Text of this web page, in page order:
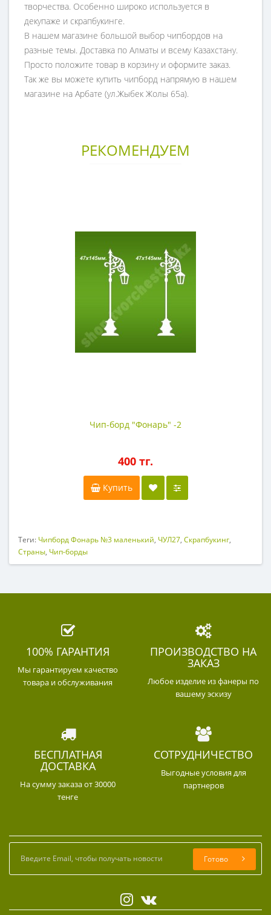
творчества. Особенно широко используется в
декупаже и скрапбукинге.
В нашем магазине большой выбор чипбордов на
разные темы. Доставка по Алматы и всему Казахстану.
Просто положите товар в корзину и оформите заказ.
Так же вы можете купить чипборд напрямую в нашем
магазине на Арбате (ул.Жыбек Жолы 65а).
РЕКОМЕНДУЕМ
Чип-борд "Фонарь" -2
400 тг.
Купить
Теги: Чипборд Фонарь №3 маленький, ЧУЛ27, Скрапбукинг,
Страны, Чип-борды
100% ГАРАНТИЯ
Мы гарантируем качество
товара и обслуживания
ПРОИЗВОДСТВО НА
ЗАКАЗ
Любое изделие из фанеры по
вашему эскизу
БЕСПЛАТНАЯ
ДОСТАВКА
На сумму заказа от 30000
тенге
СОТРУДНИЧЕСТВО
Выгодные условия для
партнеров
Готово